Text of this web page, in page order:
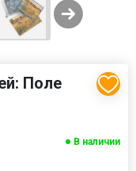
Поле
В наличии